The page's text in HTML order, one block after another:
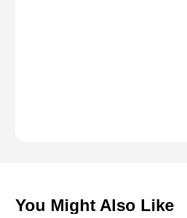
You Might Also Like